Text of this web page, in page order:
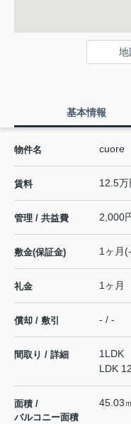
地
基本情報
物件名 cuore
賃料 12.5万
管理 / 共益費 2,000
敷金(保証金) 1ヶ月
礼金 1ヶ月
償却 / 敷引 - / -
間取り / 詳細
1LDK
LDK
面積 /
バルコニー面積
45.03